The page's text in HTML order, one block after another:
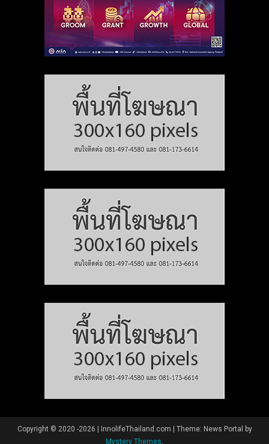
Copyright © 2020 -2026 | InnolifeThailand.com
Theme: News Portal by
Mystery Themes.